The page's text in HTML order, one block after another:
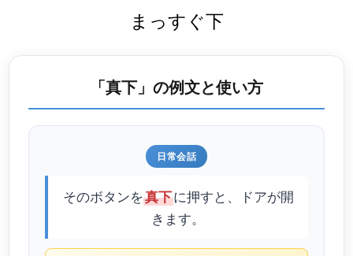
まっすぐ下
「真下」の例文と使い方
日常会話
そのボタンを真下に押すと、ドアが開
きます。